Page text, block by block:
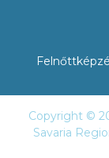
Copyright ©
Savaria